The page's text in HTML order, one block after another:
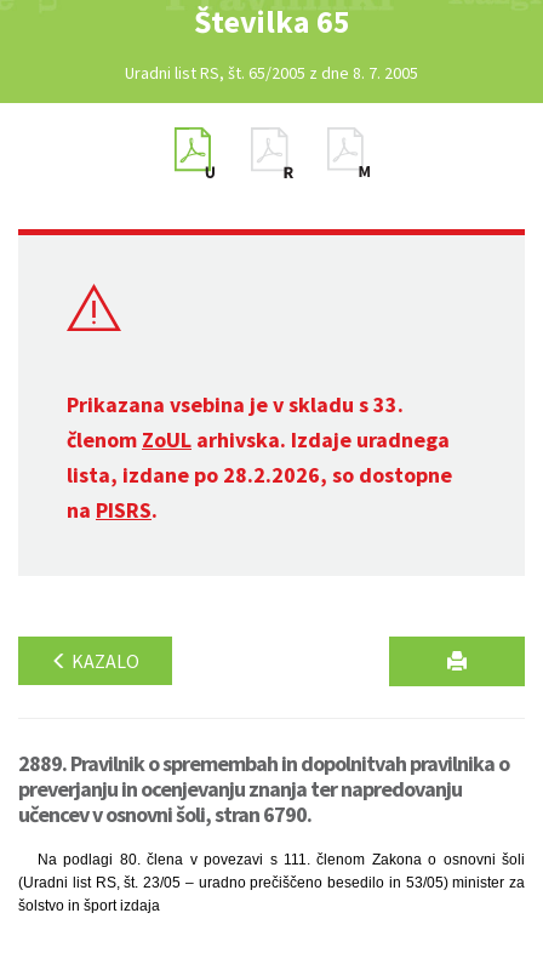
Številka 65
Uradni list RS, št. 65/2005 z dne 8. 7. 2005
Prikazana vsebina je v skladu s 33.
členom ZoUL arhivska. Izdaje uradnega
lista, izdane po 28.2.2026, so dostopne
na PISRS.
KAZALO
2889. Pravilnik o spremembah in dopolnitvah pravilnika o
preverjanju in ocenjevanju znanja ter napredovanju
učencev v osnovni šoli, stran 6790.
Na podlagi 80. člena v povezavi s 111. členom Zakona o osnovni šoli
(Uradni list RS, št. 23/05 – uradno prečiščeno besedilo in 53/05) minister za
šolstvo in šport izdaja